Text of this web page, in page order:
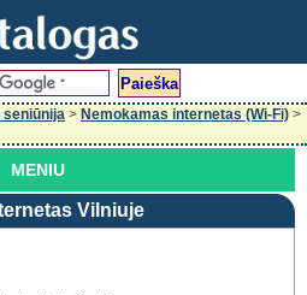
seniūnija > Nemokamas internetas (Wi-Fi) >
MENIU
Vilniuje